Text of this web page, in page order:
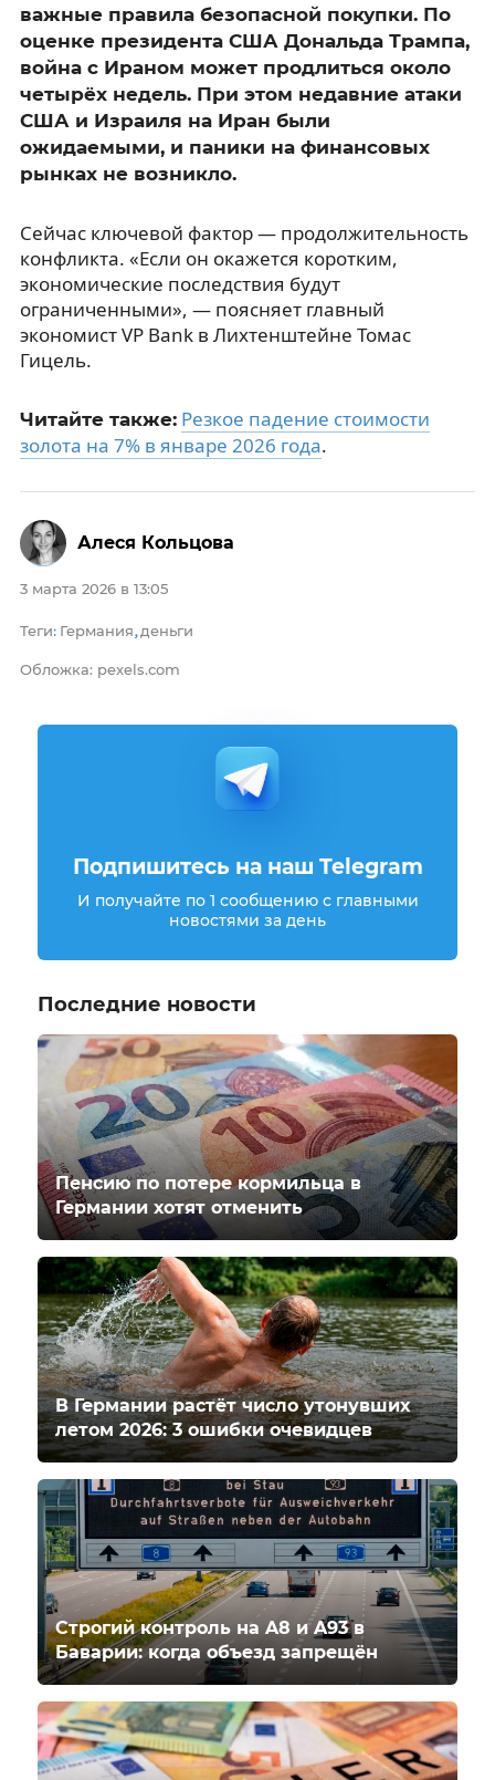
важные правила безопасной покупки. По
оценке президента США Дональда Трампа,
война с Ираном может продлиться около
четырёх недель. При этом недавние атаки
США и Израиля на Иран были
ожидаемыми, и паники на финансовых
рынках не возникло.
Сейчас ключевой фактор — продолжительность
конфликта. «Если он окажется коротким,
экономические последствия будут
ограниченными», — поясняет главный
экономист VP Bank в Лихтенштейне Томас
Гицель.
Читайте также: Резкое падение стоимости
золота на 7% в январе 2026 года.
3 марта 2026 в 13:05
Теги: Германия, деньги
Обложка: pexels.com
Алеся Кольцова
Подпишитесь на наш Telegram
И получайте по 1 сообщению с главными
новостями за день
Последние новости
Пенсию по потере кормильца в
Германии хотят отменить
В Германии растёт число утонувших
летом 2026: 3 ошибки очевидцев
Строгий контроль на A8 и A93 в
Баварии: когда объезд запрещён